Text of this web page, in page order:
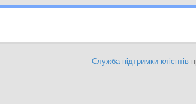
Служба підтримки клієнтів